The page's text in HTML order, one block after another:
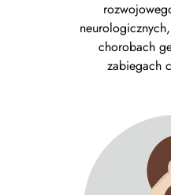
chorobach
zabiegach